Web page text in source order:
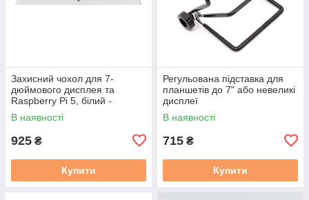
Захисний чохол для 7-
дюймового дисплея та
Raspberry Pi 5, білий -
Waveshare 32316
В наявності
925 ₴
Купити
Регульована підставка для
планшетів до 7" або невеликі
дисплеї
В наявності
715 ₴
Купити